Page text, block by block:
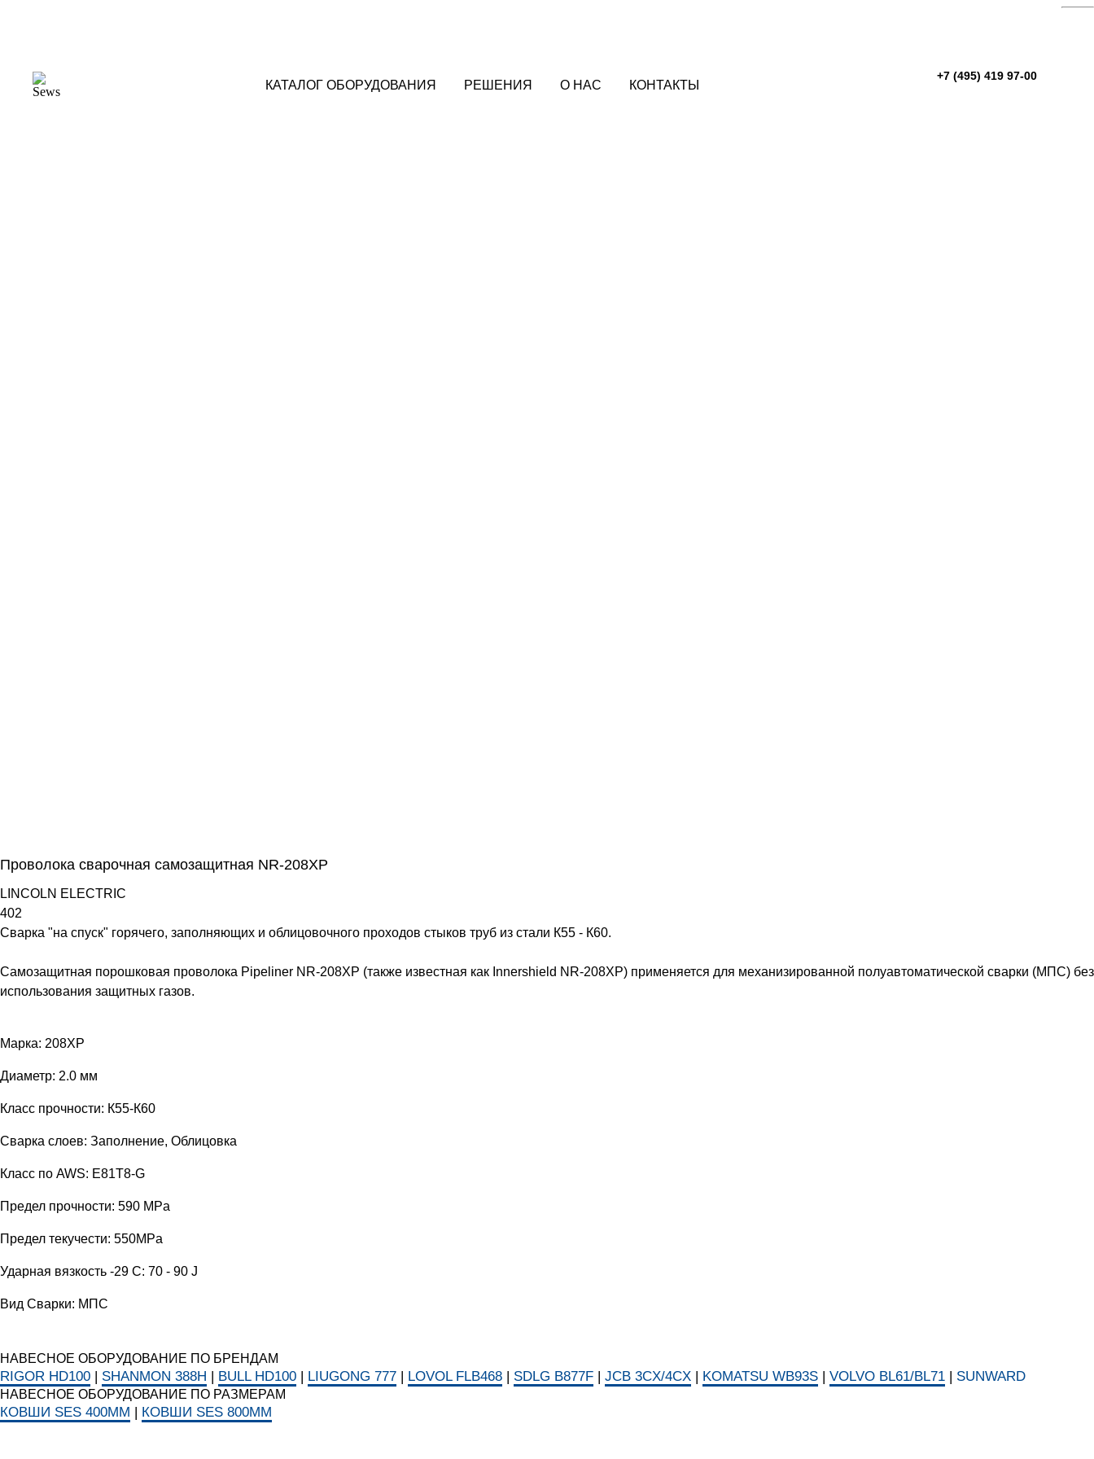
КАТАЛОГ ОБОРУДОВАНИЯ РЕШЕНИЯ О НАС КОНТАКТЫ
+7 (495) 419 97-00
Проволока сварочная самозащитная NR-208XP
LINCOLN ELECTRIC
402
Сварка "на спуск" горячего, заполняющих и облицовочного проходов стыков труб из стали К55 - К60.
Самозащитная порошковая проволока Pipeliner NR-208XP (также известная как Innershield NR-208XP) применяется для механизированной полуавтоматической сварки (МПС) без
использования защитных газов.
Марка: 208XP
Диаметр: 2.0 мм
Класс прочности: К55-К60
Сварка слоев: Заполнение, Облицовка
Класс по AWS: E81T8-G
Предел прочности: 590 MPa
Предел текучести: 550MPa
Ударная вязкость -29 С: 70 - 90 J
Вид Сварки: МПС
НАВЕСНОЕ ОБОРУДОВАНИЕ ПО БРЕНДАМ
RIGOR HD100 | SHANMON 388H | BULL HD100 | LIUGONG 777 | LOVOL FLB468 | SDLG B877F | JCB 3CX/4CX | KOMATSU WB93S | VOLVO BL61/BL71 | SUNWARD
НАВЕСНОЕ ОБОРУДОВАНИЕ ПО РАЗМЕРАМ
КОВШИ SES 400ММ | КОВШИ SES 800ММ